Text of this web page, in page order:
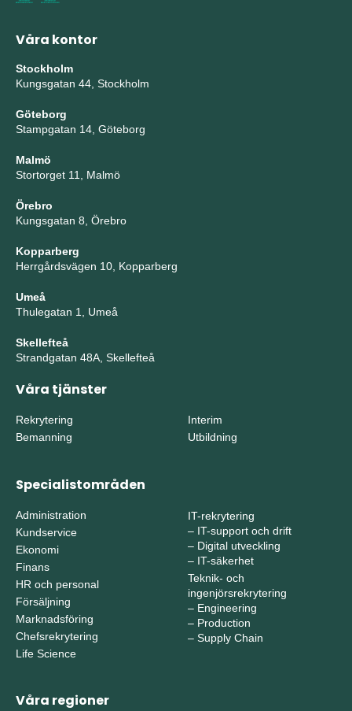
Våra kontor
Stockholm
Kungsgatan 44, Stockholm
Göteborg
Stampgatan 14, Göteborg
Malmö
Stortorget 11, Malmö
Örebro
Kungsgatan 8, Örebro
Kopparberg
Herrgårdsvägen 10, Kopparberg
Umeå
Thulegatan 1, Umeå
Skellefteå
Strandgatan 48A, Skellefteå
Våra tjänster
Rekrytering
Bemanning
Interim
Utbildning
Specialistområden
Administration
Kundservice
Ekonomi
Finans
HR och personal
Försäljning
Marknadsföring
Chefsrekrytering
Life Science
IT-rekrytering
– IT-support och drift
– Digital utveckling
– IT-säkerhet
Teknik- och
ingenjörsrekrytering
– Engineering
– Production
– Supply Chain
Våra regioner